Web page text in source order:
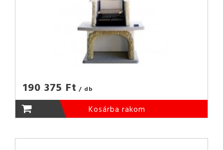
190 375 Ft / db
Kosárba rakom